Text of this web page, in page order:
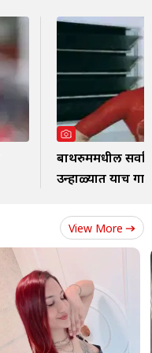
बाथरुममधील
उन्हाळ्यात याच
View More